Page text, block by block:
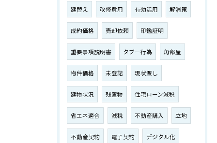
建替え 改修費用 有効活用 解消策
成約価格 売却依頼 印鑑証明
重要事項説明書 タブー行為 角部屋
物件価格 未登記 現状渡し
建物状況 残置物 住宅ローン減税
省エネ適合 減税 不動産購入 立地
不動産契約 電子契約 デジタル化